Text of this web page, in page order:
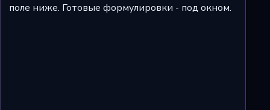
поле ниже. Готовые формулировки - под окном.